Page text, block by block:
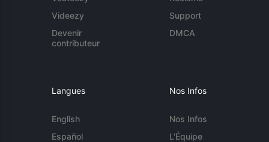
Videezy
Devenir
contributeur
Support
DMCA
Langues
English
Español
Nos Infos
Nos Infos
L'Équipe